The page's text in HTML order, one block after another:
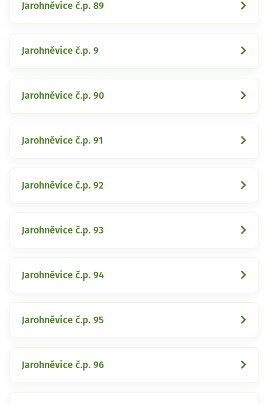
Jarohněvice č.p. 89
Jarohněvice č.p. 9
Jarohněvice č.p. 90
Jarohněvice č.p. 91
Jarohněvice č.p. 92
Jarohněvice č.p. 93
Jarohněvice č.p. 94
Jarohněvice č.p. 95
Jarohněvice č.p. 96